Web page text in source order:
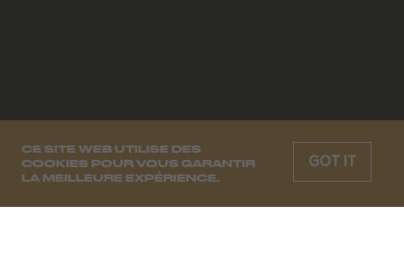
CE SITE WEB UTILISE DES
COOKIES POUR VOUS GARANTIR
LA MEILLEURE EXPÉRIENCE.
GOT IT